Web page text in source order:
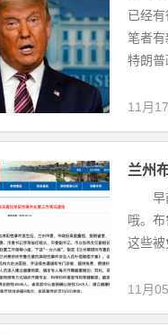
已经
笔者
特朗普
11月
兰州
早前
哦。
这些被
11月